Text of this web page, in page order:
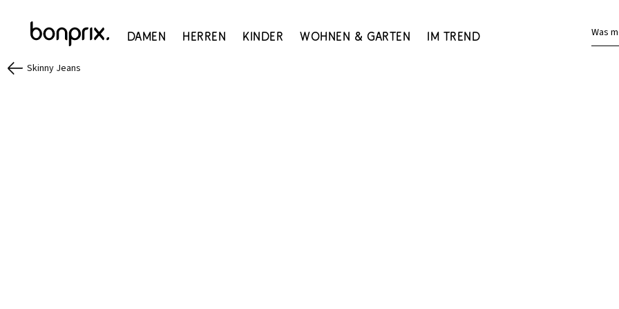
Damen Herren Kinder Wohnen & Garten Im Trend Was
Skinny Jeans